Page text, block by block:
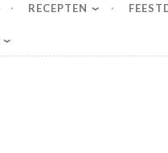
RECEPTEN